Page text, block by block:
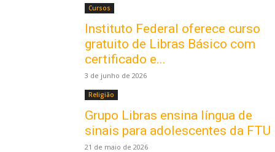
Cursos
Instituto Federal oferece curso
gratuito de Libras Básico com
certificado e...
3 de junho de 2026
Religião
Grupo Libras ensina língua de
sinais para adolescentes da FTU
21 de maio de 2026